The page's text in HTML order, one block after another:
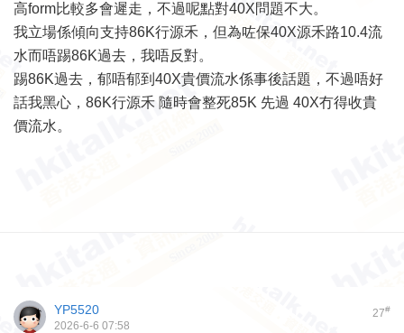
高form比較多會遲走，不過呢點對40X問題不大。
我立場係傾向支持86K行源禾，但為咗保40X源禾路10.4流
水而唔踢86K過去，我唔反對。
踢86K過去，郁唔郁到40X貴價流水係事後話題，不過唔好
話我黑心，86K行源禾 隨時會整死85K 先過 40X冇得收貴
價流水。
27#
YP5520
2026-6-6 07:58